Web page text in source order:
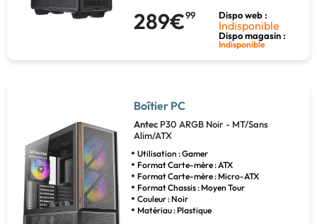
289€99 Dispo web :
Indisponible
Dispo magasin :
Indisponible
Boîtier PC
Antec P30 ARGB Noir - MT/Sans
Alim/ATX
Utilisation : Gamer
Format Carte-mère : ATX
Format Carte-mère : Micro-ATX
Format Chassis : Moyen Tour
Couleur : Noir
Matériau : Plastique